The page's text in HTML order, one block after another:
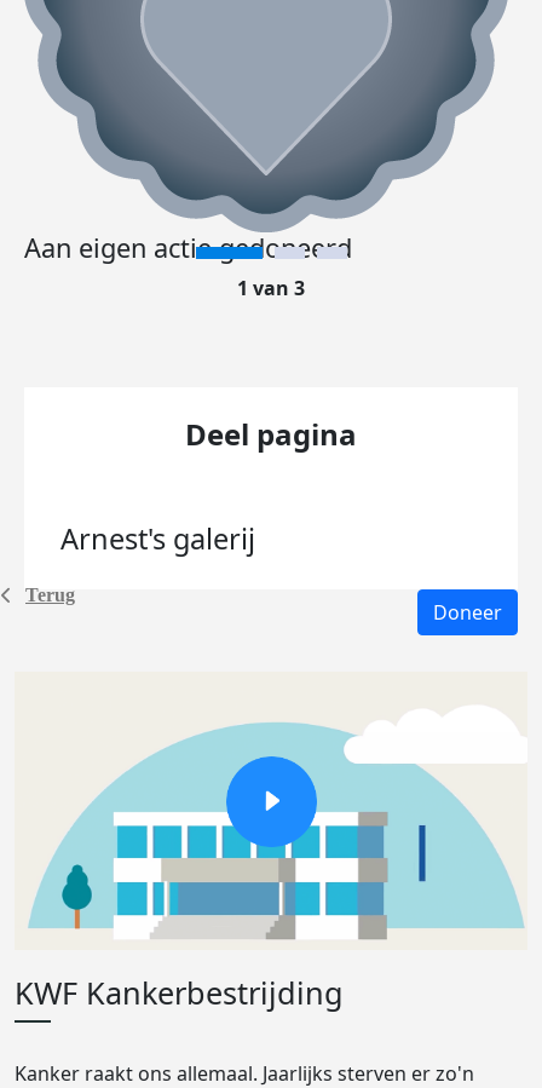
Terug
Aan eigen actie gedoneerd
1 van 3
Deel pagina
Arnest's galerij
Doneer
KWF Kankerbestrijding
Kanker raakt ons allemaal. Jaarlijks sterven er zo'n